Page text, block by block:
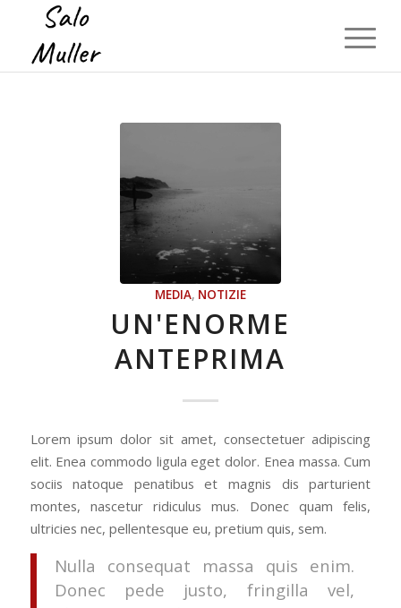
MEDIA, NOTIZIE
UN'ENORME
ANTEPRIMA
Lorem ipsum dolor sit amet, consectetuer adipiscing
elit. Enea commodo ligula eget dolor. Enea massa. Cum
sociis natoque penatibus et magnis dis parturient
montes, nascetur ridiculus mus. Donec quam felis,
ultricies nec, pellentesque eu, pretium quis, sem.
Nulla consequat massa quis enim.
Donec pede justo, fringilla vel,